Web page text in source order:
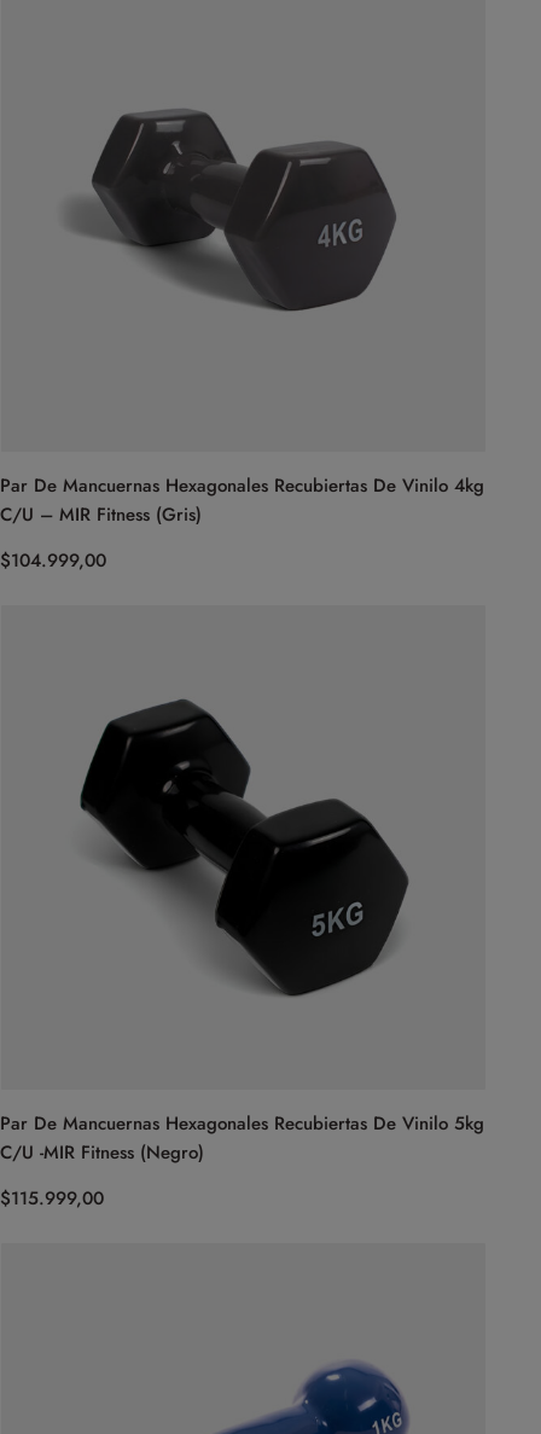
Par De Mancuernas Hexagonales Recubiertas De Vinilo 4kg
C/U – MIR Fitness (Gris)
$104.999,00
Par De Mancuernas Hexagonales Recubiertas De Vinilo 5kg
C/U -MIR Fitness (Negro)
$115.999,00